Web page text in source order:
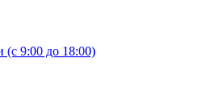
(с 9:00 до 18:00)